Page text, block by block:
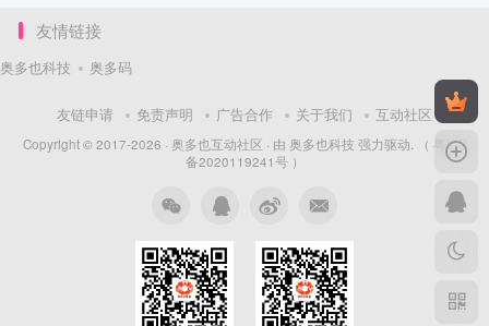
友情链接
奥多也科技 奥多码
友链申请 免责声明 广告合作 关于我们 互动社区
Copyright © 2017-2026 · 奥多也互动社区 · 由 奥多也科技 强力驱动.
（ 粤ICP
备2020119241号 ）